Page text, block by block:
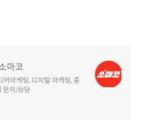
마코
마케팅, 디지털 마케팅, 종
문의/상담